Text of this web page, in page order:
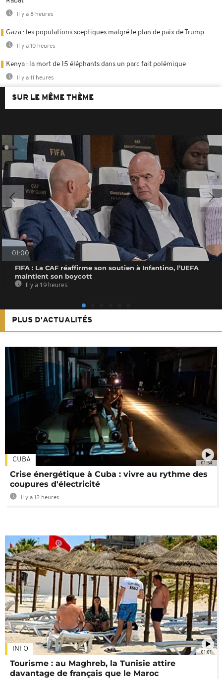
Il y a 8 heures
Gaza : les populations sceptiques malgré le plan de paix de Trump
Il y a 10 heures
Kenya : la mort de 15 éléphants dans un parc fait polémique
Il y a 11 heures
SUR LE MÊME THÈME
01:00
FIFA : La CAF réaffirme son soutien à Infantino, l’UEFA
maintient son boycott
Il y a 19 heures
PLUS D'ACTUALITÉS
01:54
CUBA
Crise énergétique à Cuba : vivre au rythme des
coupures d'électricité
Il y a 12 heures
01:01
INFO
Tourisme : au Maghreb, la Tunisie attire
davantage de français que le Maroc